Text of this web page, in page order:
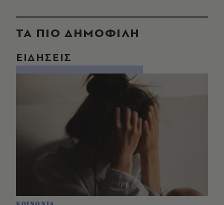
ΤΑ ΠΙΟ ΔΗΜΟΦΙΛΗ
ΕΙΔΗΣΕΙΣ